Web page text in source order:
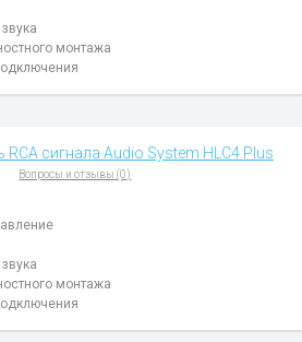
монтажа
RCA сигнала Audio System HLC4 Plus
Вопросы и отзывы (0)
монтажа